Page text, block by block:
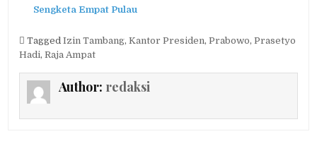
Sengketa Empat Pulau
TaggedIzin Tambang,Kantor Presiden,Prabowo,Prasetyo
Hadi,Raja Ampat
Author: redaksi